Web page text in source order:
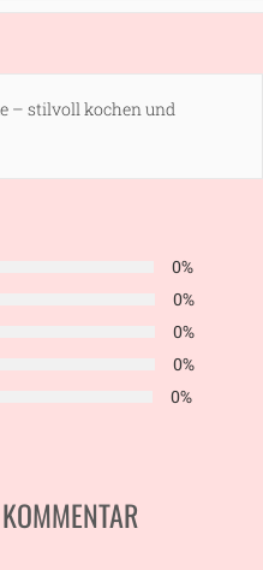
– stilvoll kochen und
0%
0%
0%
0%
0%